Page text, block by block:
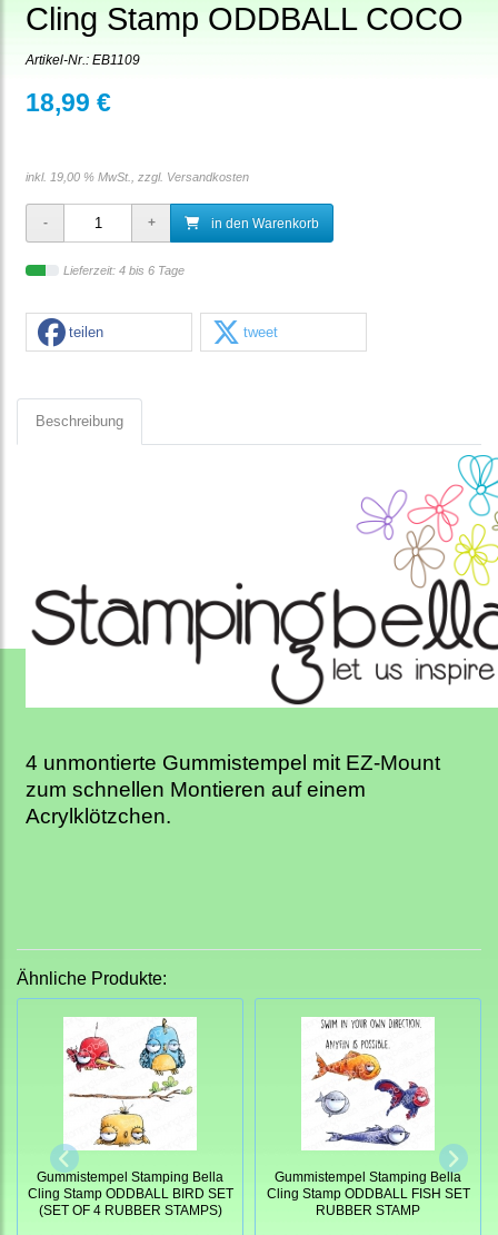
Cling Stamp ODDBALL COCO
Artikel-Nr.: EB1109
18,99 €
inkl. 19,00 % MwSt., zzgl. Versandkosten
in den Warenkorb
Lieferzeit: 4 bis 6 Tage
teilen tweet
Beschreibung
4 unmontierte Gummistempel mit EZ-Mount
zum schnellen Montieren auf einem
Acrylklötzchen.
Ähnliche Produkte:
Gummistempel Stamping Bella
Cling Stamp ODDBALL BIRD SET
(SET OF 4 RUBBER STAMPS)
Gummistempel Stamping Bella
Cling Stamp ODDBALL FISH SET
RUBBER STAMP